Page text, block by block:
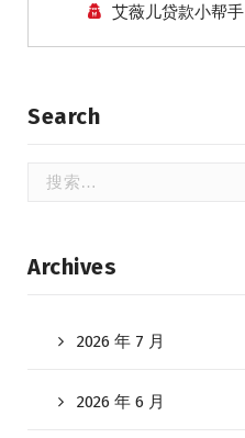
艾薇儿贷款小帮手
Search
Archives
2026 年 7 月
2026 年 6 月